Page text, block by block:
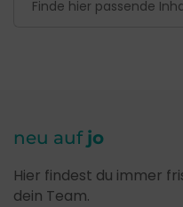
neu auf jo
Hier findest du immer
dein Team.